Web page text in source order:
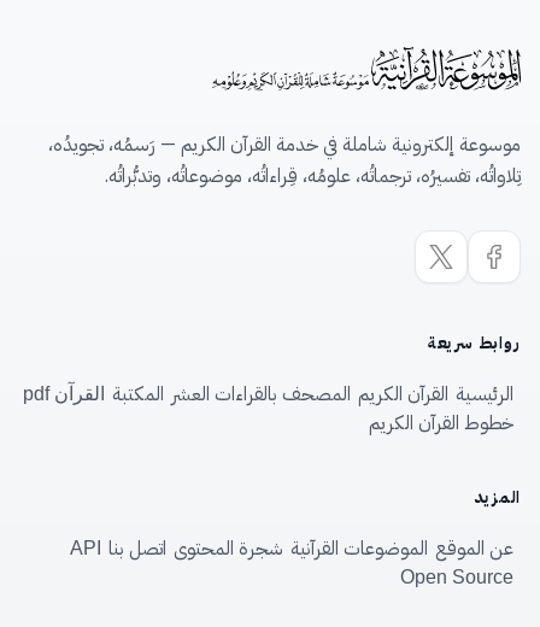
موسوعة إلكترونية شاملة في خدمة القرآن الكريم — رَسمُه، تجويدُه،
تِلاواتُه، تفسيرُه، ترجماتُه، علومُه، قِراءاتُه، موضوعاتُه، وتدبُّراتُه.
روابط سريعة
الرئيسية القرآن الكريم المصحف بالقراءات العشر المكتبة القرآن pdf
خطوط القرآن الكريم
المزيد
عن الموقع الموضوعات القرآنية شجرة المحتوى اتصل بنا
API
Open Source